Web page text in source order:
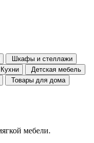
Шкафы и стеллажи
Кухни
Детская мебель
Товары для дома
мебели.